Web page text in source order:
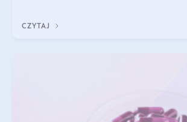
CZYTAJ